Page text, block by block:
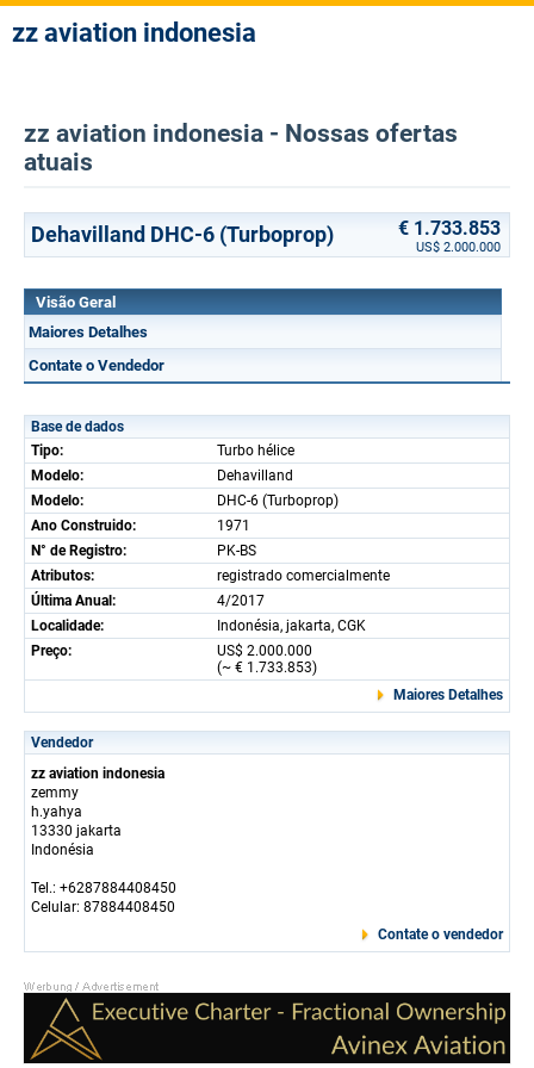
zz aviation indonesia
zz aviation indonesia - Nossas ofertas
atuais
Dehavilland DHC-6 (Turboprop) € 1.733.853
US$ 2.000.000
Visão Geral
Maiores Detalhes
Contate o Vendedor
Base de dados
Tipo:
Turbo hélice
Modelo:
Dehavilland
Modelo:
DHC-6 (Turboprop)
Ano Construido:
1971
N° de Registro:
PK-BS
Atributos:
registrado comercialmente
Última Anual:
4/2017
Localidade:
Indonésia, jakarta, CGK
Preço:
US$ 2.000.000
(~ € 1.733.853)
Maiores Detalhes
Vendedor
zz aviation indonesia
zemmy
h.yahya
13330 jakarta
Indonésia
Tel.: +6287884408450
Celular: 87884408450
Contate o vendedor